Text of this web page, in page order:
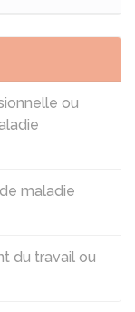
ou
maladie
du travail ou